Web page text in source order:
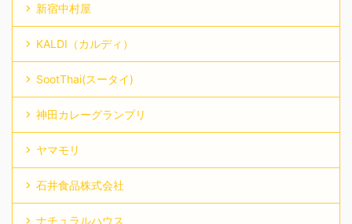
新宿中村屋
KALDI（カルディ）
SootThai(スータイ)
神田カレーグランプリ
ヤマモリ
石井食品株式会社
ナチュラルハウス